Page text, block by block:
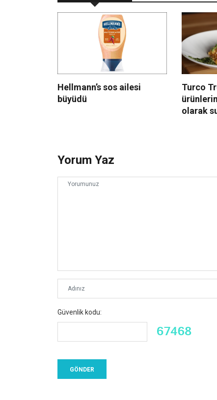
Hellmann’s sos ailesi
büyüdü
Turco
olarak
Yorum Yaz
Güvenlik kodu: